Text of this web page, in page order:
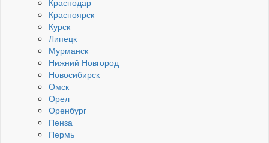
Краснодар
Красноярск
Курск
Липецк
Мурманск
Нижний Новгород
Новосибирск
Омск
Орел
Оренбург
Пенза
Пермь